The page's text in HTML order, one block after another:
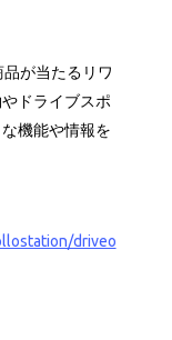
が当たるリワ
ドライブスポ
機能や情報を
driveo